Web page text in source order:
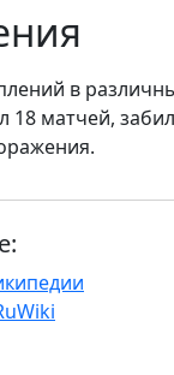
в
18 матчей,